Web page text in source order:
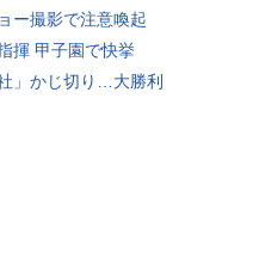
ー撮影で注意喚起
揮 甲子園で快挙
」かじ切り…大勝利